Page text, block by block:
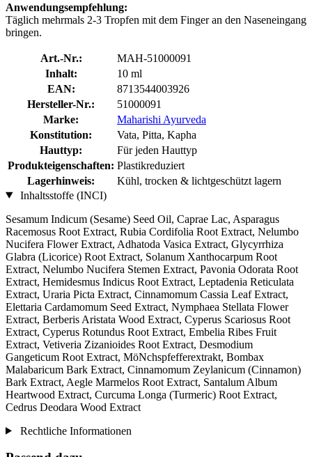
Anwendungsempfehlung:
Täglich mehrmals 2-3 Tropfen mit dem Finger an den Naseneingang
bringen.
Art.-Nr.:
MAH-51000091
Inhalt:
10 ml
EAN:
8713544003926
Hersteller-Nr.:
51000091
Marke:
Maharishi Ayurveda
Konstitution:
Vata, Pitta, Kapha
Hauttyp:
Für jeden Hauttyp
Produkteigenschaften: Plastikreduziert
Lagerhinweis:
Kühl, trocken & lichtgeschützt lagern
Inhaltsstoffe (INCI)
Sesamum Indicum (Sesame) Seed Oil, Caprae Lac, Asparagus
Racemosus Root Extract, Rubia Cordifolia Root Extract, Nelumbo
Nucifera Flower Extract, Adhatoda Vasica Extract, Glycyrrhiza
Glabra (Licorice) Root Extract, Solanum Xanthocarpum Root
Extract, Nelumbo Nucifera Stemen Extract, Pavonia Odorata Root
Extract, Hemidesmus Indicus Root Extract, Leptadenia Reticulata
Extract, Uraria Picta Extract, Cinnamomum Cassia Leaf Extract,
Elettaria Cardamomum Seed Extract, Nymphaea Stellata Flower
Extract, Berberis Aristata Wood Extract, Cyperus Scariosus Root
Extract, Cyperus Rotundus Root Extract, Embelia Ribes Fruit
Extract, Vetiveria Zizanioides Root Extract, Desmodium
Gangeticum Root Extract, MöNchspfefferextrakt, Bombax
Malabaricum Bark Extract, Cinnamomum Zeylanicum (Cinnamon)
Bark Extract, Aegle Marmelos Root Extract, Santalum Album
Heartwood Extract, Curcuma Longa (Turmeric) Root Extract,
Cedrus Deodara Wood Extract
Rechtliche Informationen